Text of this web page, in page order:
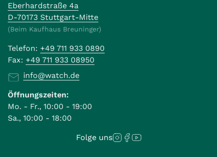
Eberhardstraße 4a
D-70173 Stuttgart-Mitte
(Beim Kaufhaus Breuninger)
Telefon: +49 711 933 0890
Fax: +49 711 933 08950
info@watch.de
Öffnungszeiten:
Mo. - Fr., 10:00 - 19:00
Sa., 10:00 - 18:00
Folge uns